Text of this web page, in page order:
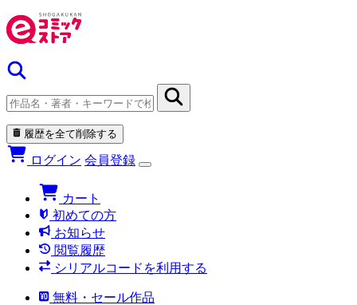
履歴を全て削除する
ログイン 会員登録
カート
初めての方
お知らせ
閲覧履歴
シリアルコードを利用する
無料・セール作品